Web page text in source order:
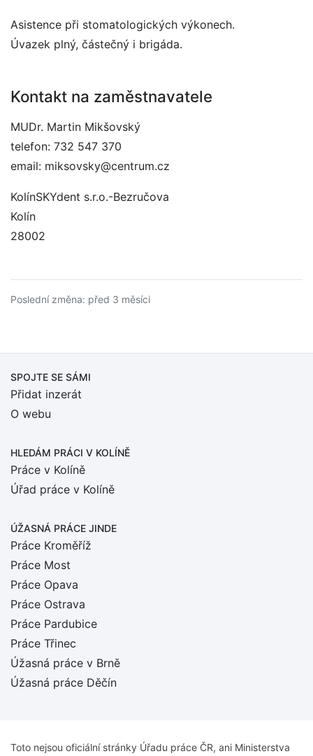
Asistence při stomatologických výkonech.
Úvazek plný, částečný i brigáda.
Kontakt na zaměstnavatele
MUDr. Martin Mikšovský
telefon: 732 547 370
email: miksovsky@centrum.cz
KolínSKYdent s.r.o.-Bezručova
Kolín
28002
Poslední změna: před 3 měsíci
SPOJTE SE SÁMI
Přidat inzerát
O webu
HLEDÁM PRÁCI V KOLÍNĚ
Práce v Kolíně
Úřad práce v Kolíně
ÚŽASNÁ PRÁCE JINDE
Práce Kroměříž
Práce Most
Práce Opava
Práce Ostrava
Práce Pardubice
Práce Třinec
Úžasná práce v Brně
Úžasná práce Děčín
Toto nejsou oficiální stránky Úřadu práce ČR, ani Ministerstva